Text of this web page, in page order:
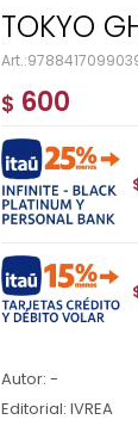
TOKYO
$ 600
Autor: -
Editorial: IVREA